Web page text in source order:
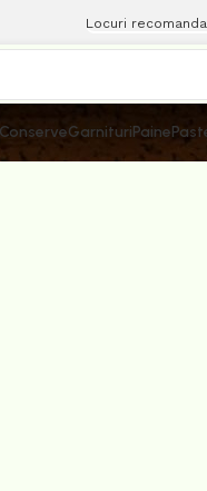
Locuri
ConserveGarnituriPaine